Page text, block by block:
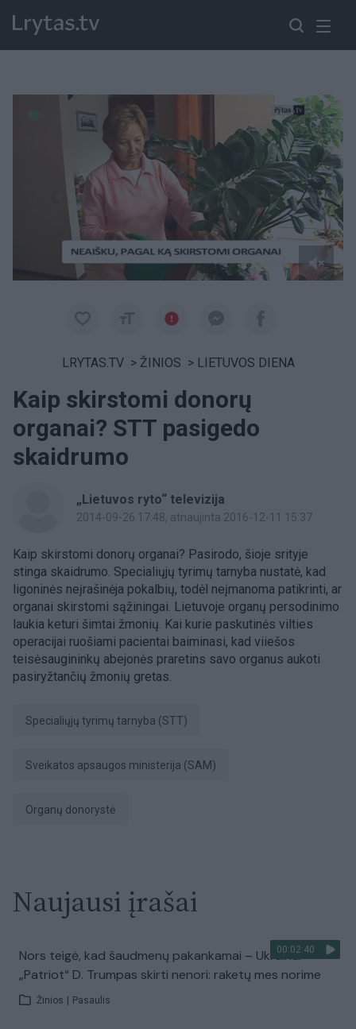
Paremkite Ukrainą
LRYTAS.TV > ŽINIOS > LIETUVOS DIENA
Kaip skirstomi donorų
organai? STT pasigedo
skaidrumo
„Lietuvos ryto“ televizija
2014-09-26 17:48, atnaujinta 2016-12-11 15:37
Kaip skirstomi donorų organai? Pasirodo, šioje srityje
stinga skaidrumo. Specialiųjų tyrimų tarnyba nustatė, kad
ligoninės neįrašinėja pokalbių, todėl neįmanoma patikrinti, ar
organai skirstomi sąžiningai. Lietuvoje organų persodinimo
laukia keturi šimtai žmonių. Kai kurie paskutinės vilties
operacijai ruošiami pacientai baiminasi, kad viiešos
teisėsaugininkų abejonės praretins savo organus aukoti
pasiryžtančių žmonių gretas.
Specialiųjų tyrimų tarnyba (STT)
Sveikatos apsaugos ministerija (SAM)
organų donorystė
Naujausi įrašai
00:02:40
Nors teigė, kad šaudmenų pakankamai – Ukrainai
„Patriot“ D. Trumpas skirti nenori: raketų mes norime
Žinios Pasaulis